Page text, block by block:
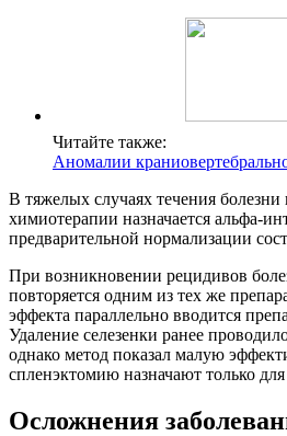
Читайте также:
Аномалии
В тяжелых случаях течения болезни
химиотерапии назначается альфа-
предварительной нормализации
При возникновении рецидивов
повторяется одним из тех же
эффекта параллельно вводится
Удаление селезенки ранее
однако метод показал малую
спленэктомию назначают только
Осложнения